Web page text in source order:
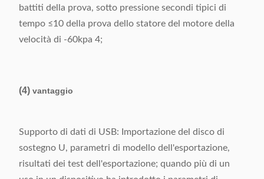
battiti della prova, sotto pressione secondi tipici di
tempo ≤10 della prova dello statore del motore della
velocità di -60kpa 4;
(4) vantaggio
Supporto di dati di USB: Importazione del disco di
sostegno U, parametri di modello dell'esportazione,
risultati dei test dell'esportazione; quando più di un